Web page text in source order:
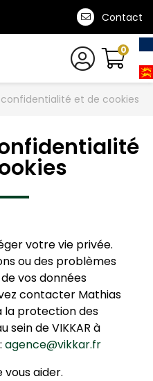
Contact
0
et de cookies
votre vie privée.
ou des problèmes
vos données
contacter Mathias
la protection des
sein de VIKKAR à
agence@vikkar.fr
vous aider.